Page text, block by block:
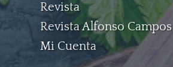
Revista
Revista Alfonso Campos
Mi Cuenta